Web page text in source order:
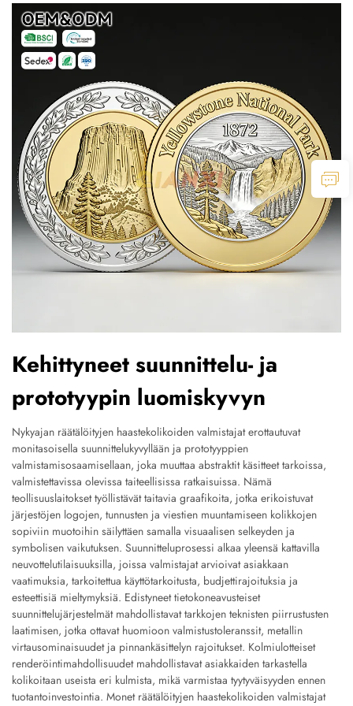
Kehittyneet suunnittelu- ja
prototyypin luomiskyvyn
Nykyajan räätälöityjen haastekolikoiden valmistajat erottautuvat
monitasoisella suunnittelukyvyllään ja prototyyppien
valmistamisosaamisellaan, joka muuttaa abstraktit käsitteet tarkoissa,
valmistettavissa olevissa taiteellisissa ratkaisuissa. Nämä
teollisuuslaitokset työllistävät taitavia graafikoita, jotka erikoistuvat
järjestöjen logojen, tunnusten ja viestien muuntamiseen kolikkojen
sopiviin muotoihin säilyttäen samalla visuaalisen selkeyden ja
symbolisen vaikutuksen. Suunnitteluprosessi alkaa yleensä kattavilla
neuvottelutilaisuuksilla, joissa valmistajat arvioivat asiakkaan
vaatimuksia, tarkoitettua käyttötarkoitusta, budjettirajoituksia ja
esteettisiä mieltymyksiä. Edistyneet tietokoneavusteiset
suunnittelujärjestelmät mahdollistavat tarkkojen teknisten piirrustusten
laatimisen, jotka ottavat huomioon valmistustoleranssit, metallin
virtausominaisuudet ja pinnankäsittelyn rajoitukset. Kolmiulotteiset
renderöintimahdollisuudet mahdollistavat asiakkaiden tarkastella
kolikoitaan useista eri kulmista, mikä varmistaa tyytyväisyyden ennen
tuotantoinvestointia. Monet räätälöityjen haastekolikoiden valmistajat